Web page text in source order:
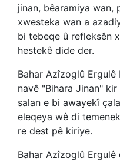
jinan, bêaramiya wan,
xwesteka wan a
bi tebeqe û refleksên
hestekê dide der.
Bahar Azîzoglû
navê "Bihara Jinan"
salan e bi awayekî
eleqeya wê di
re dest pê kiriye.
Bahar Azîzoglû